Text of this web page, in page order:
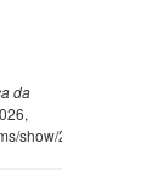
da
show/2773